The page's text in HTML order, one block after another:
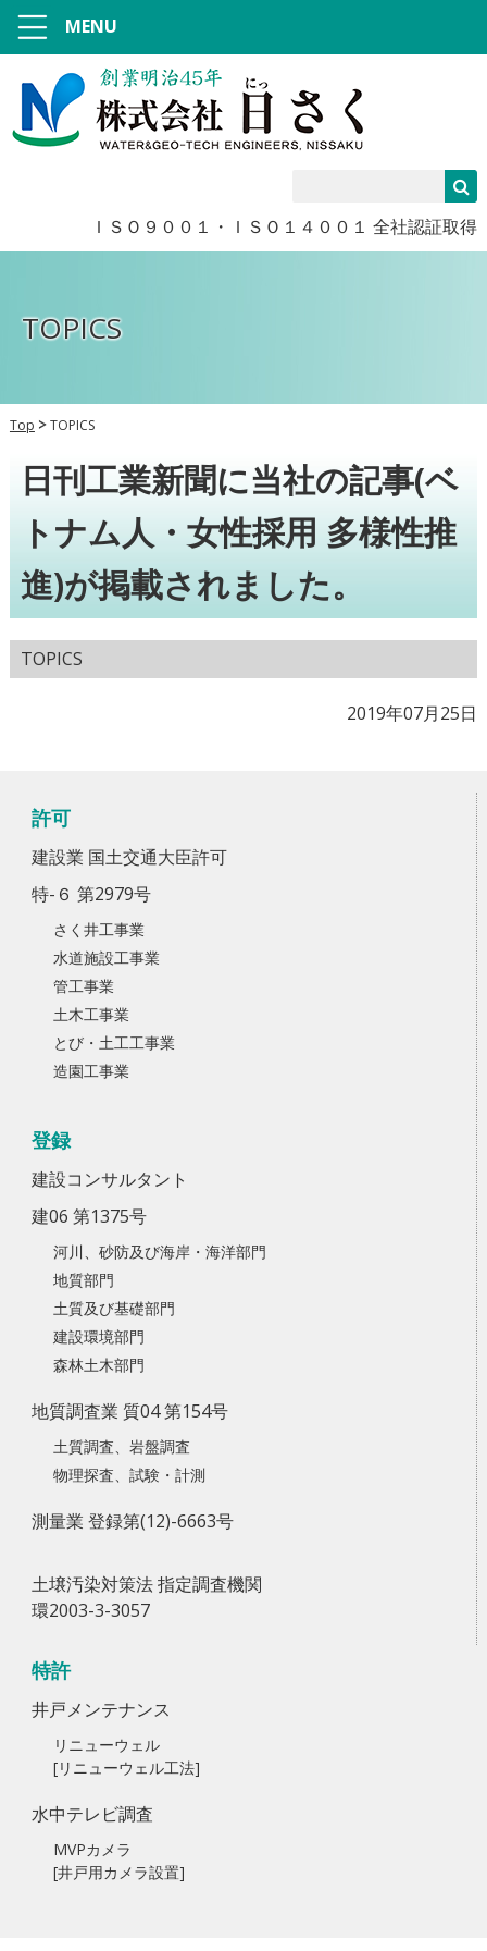
ＩＳＯ９００１・ＩＳＯ１４００１ 全社認証取得
MENU
TOPICS
Top TOPICS
日刊工業新聞に当社の記事(ベ
トナム人・女性採用 多様性推
進)が掲載されました。
TOPICS
2019年07月25日
許可
建設業 国土交通大臣許可
特-６ 第2979号
さく井工事業
水道施設工事業
管工事業
土木工事業
とび・土工工事業
造園工事業
登録
建設コンサルタント
建06 第1375号
河川、砂防及び海岸・海洋部門
地質部門
土質及び基礎部門
建設環境部門
森林土木部門
地質調査業 質04 第154号
土質調査、岩盤調査
物理探査、試験・計測
測量業 登録第(12)-6663号
土壌汚染対策法 指定調査機関
環2003-3-3057
特許
井戸メンテナンス
リニューウェル
[リニューウェル工法]
水中テレビ調査
MVPカメラ
[井戸用カメラ設置]